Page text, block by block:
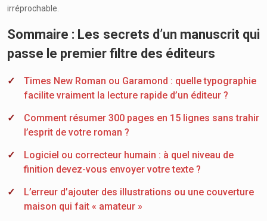
irréprochable.
Sommaire : Les secrets d’un manuscrit qui
passe le premier filtre des éditeurs
Times New Roman ou Garamond : quelle typographie
facilite vraiment la lecture rapide d’un éditeur ?
Comment résumer 300 pages en 15 lignes sans trahir
l’esprit de votre roman ?
Logiciel ou correcteur humain : à quel niveau de
finition devez-vous envoyer votre texte ?
L’erreur d’ajouter des illustrations ou une couverture
maison qui fait « amateur »